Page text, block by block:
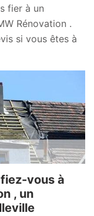
fier à un
Rénovation .
si vous êtes à
vous à
, un